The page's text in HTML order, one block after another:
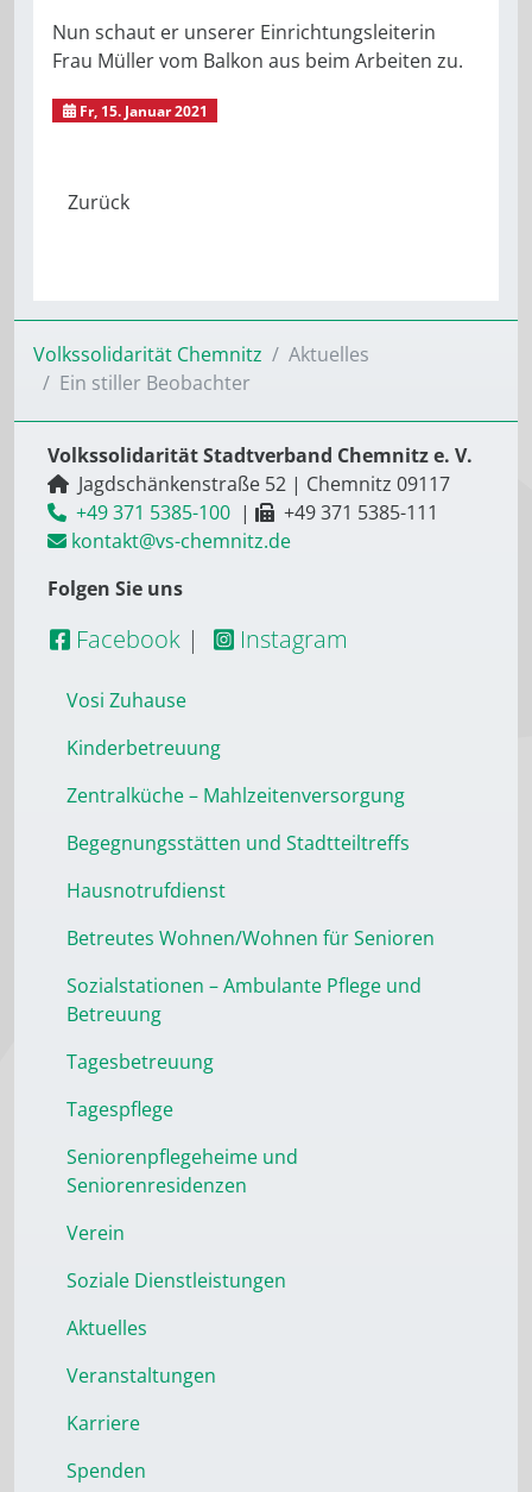
Nun schaut er unserer Einrichtungsleiterin
Frau Müller vom Balkon aus beim Arbeiten zu.
Fr, 15. Januar 2021
Volkssolidarität Chemnitz
Aktuelles
Ein stiller Beobachter
Volkssolidarität Stadtverband Chemnitz e. V.
Jagdschänkenstraße 52 | Chemnitz 09117
+49 371 5385-100 |
+49 371 5385-111
kontakt@vs-chemnitz.de
Folgen Sie uns
Facebook | Instagram
Vosi Zuhause
Kinderbetreuung
Zentralküche – Mahlzeitenversorgung
Begegnungsstätten und Stadtteiltreffs
Hausnotrufdienst
Betreutes Wohnen/Wohnen für Senioren
Sozialstationen – Ambulante Pflege und
Betreuung
Tagesbetreuung
Tagespflege
Seniorenpflegeheime und
Seniorenresidenzen
Verein
Soziale Dienstleistungen
Aktuelles
Veranstaltungen
Karriere
Spenden